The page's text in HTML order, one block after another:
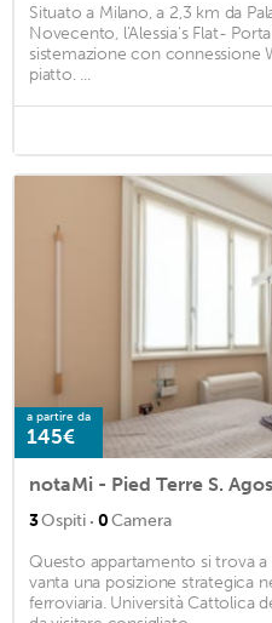
Situato a Milano, a 2,3 km da
Novecento, l'Alessia's Flat-
sistemazione con connessione
piatto. ...
a partire da
145€
notaMi - Pied Terre S.
3Ospiti · 0Camera
Questo appartamento si trova
vanta una posizione strategica
ferroviaria. Università Cattolica